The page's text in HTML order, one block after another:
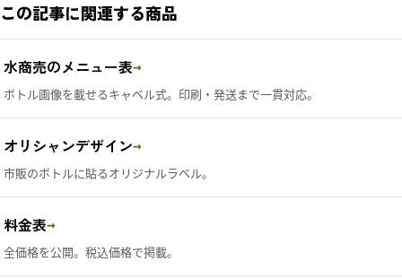
この記事に関連する商品
水商売のメニュー表→
ボトル画像を載せるキャベル式。印刷・発送まで一貫対応。
オリシャンデザイン→
市販のボトルに貼るオリジナルラベル。
料金表→
全価格を公開。税込価格で掲載。